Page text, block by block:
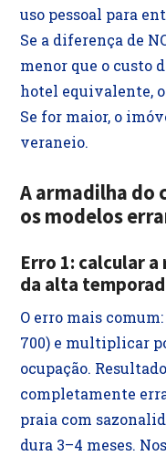
uso pessoal para
Se a diferença de
menor que o custo
hotel equivalente,
Se for maior, o
veraneio.
A armadilha do
os modelos
Erro 1: calcular
da alta
O erro mais
700) e multiplicar
ocupação.
completamente
praia com
dura 3–4 meses.